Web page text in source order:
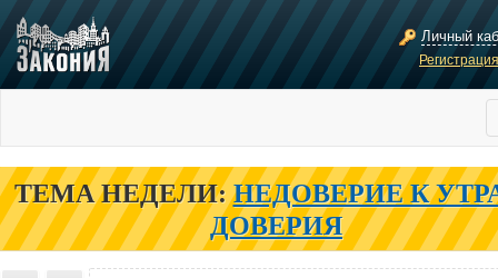
Личный
ТЕМА НЕДЕЛИ: НЕДОВЕРИЕ К
ДОВЕРИЯ